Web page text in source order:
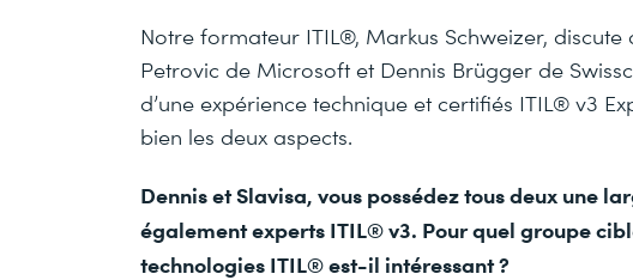
Notre formateur ITIL®, Markus Schweizer, discute
Petrovic de Microsoft et Dennis Brügger de
d’une expérience technique et certifiés ITIL® v3
bien les deux aspects.
Dennis et Slavisa, vous possédez tous deux une
également experts ITIL® v3. Pour quel groupe
technologies ITIL® est-il intéressant ?